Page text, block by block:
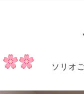
ソリオご